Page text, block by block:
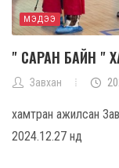
МЭДЭЭ
" САРАН БАЙН "
Завхан
хамтран ажилсан
2024.12.27 нд